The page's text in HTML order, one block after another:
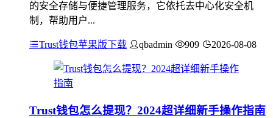
的安全存储与便捷管理服务，它依托去中心化安全机
制，帮助用户...
Trust钱包苹果版下载 qbadmin 909 2026-08-08
Trust钱包怎么提现？2024超详细新手操作指南